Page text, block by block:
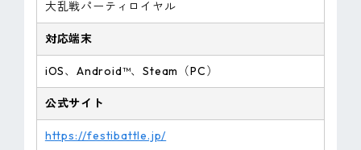
大乱戦パーティロイヤル
対応端末
iOS、Android™、Steam（PC）
公式サイト
https://festibattle.jp/